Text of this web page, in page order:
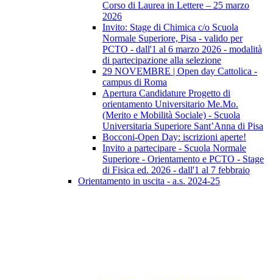
Corso di Laurea in Lettere – 25 marzo
2026
Invito: Stage di Chimica c/o Scuola
Normale Superiore, Pisa - valido per
PCTO - dall'1 al 6 marzo 2026 - modalità
di partecipazione alla selezione
29 NOVEMBRE | Open day Cattolica -
campus di Roma
Apertura Candidature Progetto di
orientamento Universitario Me.Mo.
(Merito e Mobilità Sociale) - Scuola
Universitaria Superiore Sant’Anna di Pisa
Bocconi-Open Day: iscrizioni aperte!
Invito a partecipare - Scuola Normale
Superiore - Orientamento e PCTO - Stage
di Fisica ed. 2026 - dall'1 al 7 febbraio
Orientamento in uscita - a.s. 2024-25